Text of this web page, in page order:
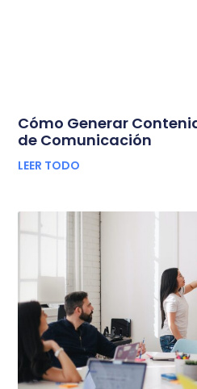
Cómo Generar
de Comunicación
LEER TODO